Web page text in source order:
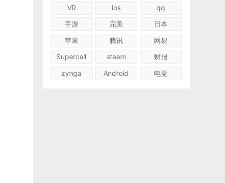
VR
ios
qq
手游
完美
日本
苹果
腾讯
网易
Supercell
steam
财报
zynga
Android 电竞